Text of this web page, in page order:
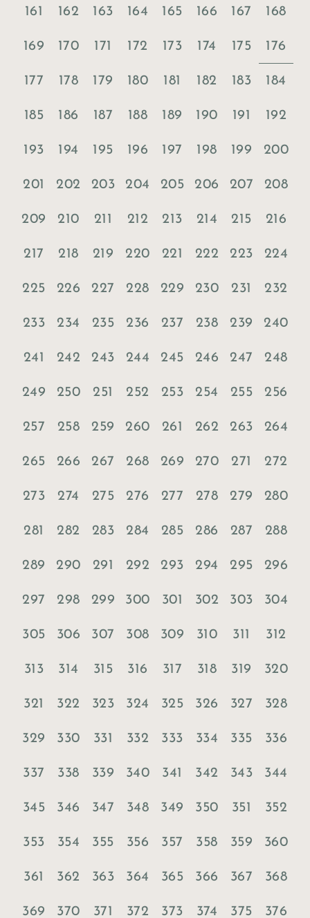
161 162 163 164 165 166 167 168
169 170 171 172 173 174 175 176
177 178 179 180 181 182 183 184
185 186 187 188 189 190 191 192
193 194 195 196 197 198 199 200
201 202 203 204 205 206 207 208
209 210 211 212 213 214 215 216
217 218 219 220 221 222 223 224
225 226 227 228 229 230 231 232
233 234 235 236 237 238 239 240
241 242 243 244 245 246 247 248
249 250 251 252 253 254 255 256
257 258 259 260 261 262 263 264
265 266 267 268 269 270 271 272
273 274 275 276 277 278 279 280
281 282 283 284 285 286 287 288
289 290 291 292 293 294 295 296
297 298 299 300 301 302 303 304
305 306 307 308 309 310 311 312
313 314 315 316 317 318 319 320
321 322 323 324 325 326 327 328
329 330 331 332 333 334 335 336
337 338 339 340 341 342 343 344
345 346 347 348 349 350 351 352
353 354 355 356 357 358 359 360
361 362 363 364 365 366 367 368
369 370 371 372 373 374 375 376